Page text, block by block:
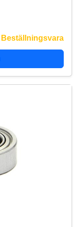
Beställningsvara